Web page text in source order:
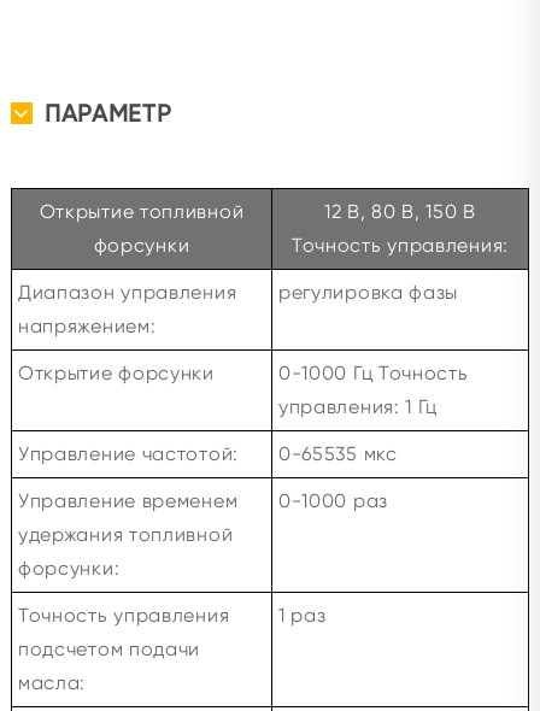
ПАРАМЕТР
Открытие топливной
форсунки
12 В, 80 В, 150 В
Точность управления:
Диапазон управления
напряжением:
регулировка фазы
Открытие форсунки
0-1000 Гц Точность
управления: 1 Гц
Управление частотой: 0-65535 мкс
Управление временем
удержания топливной
форсунки:
0-1000 раз
Точность управления
подсчетом подачи
масла:
1 раз